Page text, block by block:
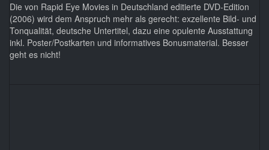
Die von Rapid Eye Movies in Deutschland editierte DVD-Edition
(2006) wird dem Anspruch mehr als gerecht: exzellente Bild- und
Tonqualität, deutsche Untertitel, dazu eine opulente Ausstattung
inkl. Poster/Postkarten und informatives Bonusmaterial. Besser
geht es nicht!